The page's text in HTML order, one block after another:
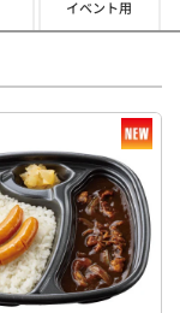
イベント用